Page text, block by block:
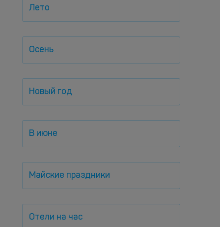
Лето
Осень
Новый год
В июне
Майские праздники
Отели на час